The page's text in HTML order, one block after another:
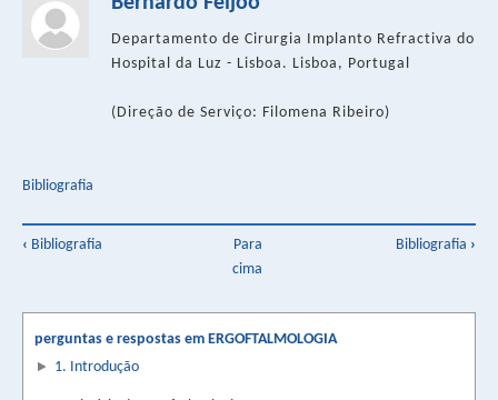
Departamento de Cirurgia Implanto Refractiva do
Hospital da Luz - Lisboa. Lisboa, Portugal
(Direção de Serviço: Filomena Ribeiro)
Bibliografia
Book
links
for
‹ Bibliografia
Para
cima
Bibliografia ›
perguntas e respostas em ERGOFTALMOLOGIA
1. Introdução